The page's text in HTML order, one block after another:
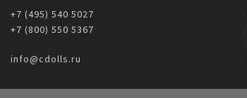
+7 (495) 540 5027
+7 (800) 550 5367
info@cdolls.ru